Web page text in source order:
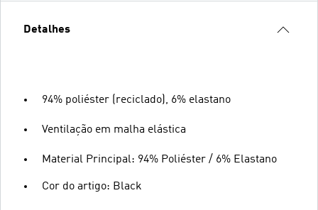
Detalhes
94% poliéster (reciclado), 6% elastano
Ventilação em malha elástica
Material Principal: 94% Poliéster / 6% Elastano
Cor do artigo: Black